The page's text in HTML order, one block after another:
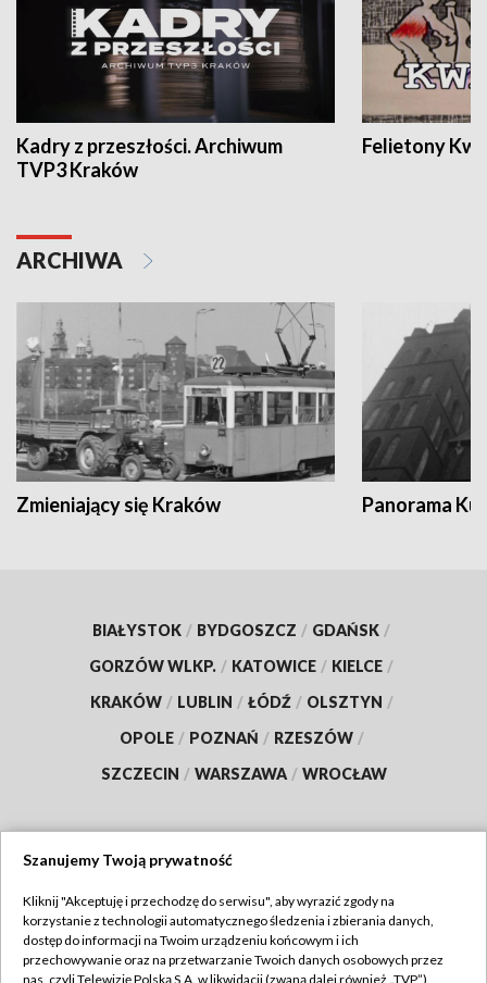
Kadry z przeszłości. Archiwum
TVP3 Kraków
Felietony
ARCHIWA
Zmieniający się Kraków Panorama
BIAŁYSTOK / BYDGOSZCZ / GDAŃSK /
GORZÓW WLKP. / KATOWICE / KIELCE /
KRAKÓW / LUBLIN / ŁÓDŹ / OLSZTYN /
OPOLE / POZNAŃ / RZESZÓW /
SZCZECIN / WARSZAWA / WROCŁAW
TVP
Abonament TVP
Regulamin TVP
Szanujemy Twoją prywatność
Kliknij "Akceptuję i przechodzę do serwisu", aby wyrazić zgody na
korzystanie z technologii automatycznego śledzenia i zbierania danych,
dostęp do informacji na Twoim urządzeniu końcowym i ich
przechowywanie oraz na przetwarzanie Twoich danych osobowych przez
nas, czyli Telewizję Polską S.A. w likwidacji (zwaną dalej również „TVP”),